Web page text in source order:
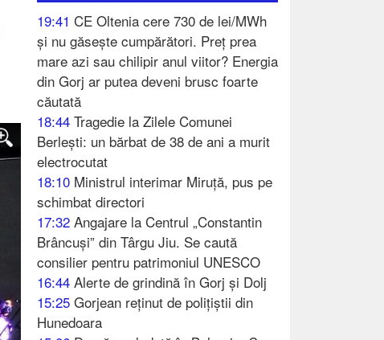
19:41 CE Oltenia cere 730 de lei/MWh
și nu găsește cumpărători. Preț prea
mare azi sau chilipir anul viitor? Energia
din Gorj ar putea deveni brusc foarte
căutată
18:44 Tragedie la Zilele Comunei
Berlești: un bărbat de 38 de ani a murit
electrocutat
18:10 Ministrul interimar Miruță, pus pe
schimbat directori
17:32 Angajare la Centrul „Constantin
Brâncuși” din Târgu Jiu. Se caută
consilier pentru patrimoniul UNESCO
16:44 Alerte de grindină în Gorj și Dolj
15:25 Gorjean reținut de polițiștii din
Hunedoara